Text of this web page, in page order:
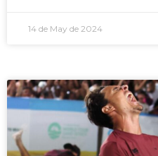
14 de May de 2024